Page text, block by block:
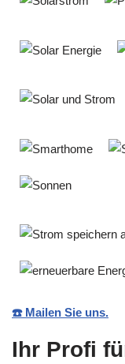
☎️ Mailen Sie uns.
Ihr Profi